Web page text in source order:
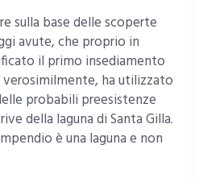
sulla base delle scoperte
avute, che proprio in
il primo insediamento
ha utilizzato
probabili preesistenze
della laguna di Santa Gilla.
è una laguna e non